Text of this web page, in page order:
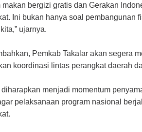
makan bergizi gratis dan Gerakan
Ini bukan hanya soal pembangunan
ujarnya.
Pemkab Takalar akan segera
koordinasi lintas perangkat daerah
diharapkan menjadi momentum
pelaksanaan program nasional